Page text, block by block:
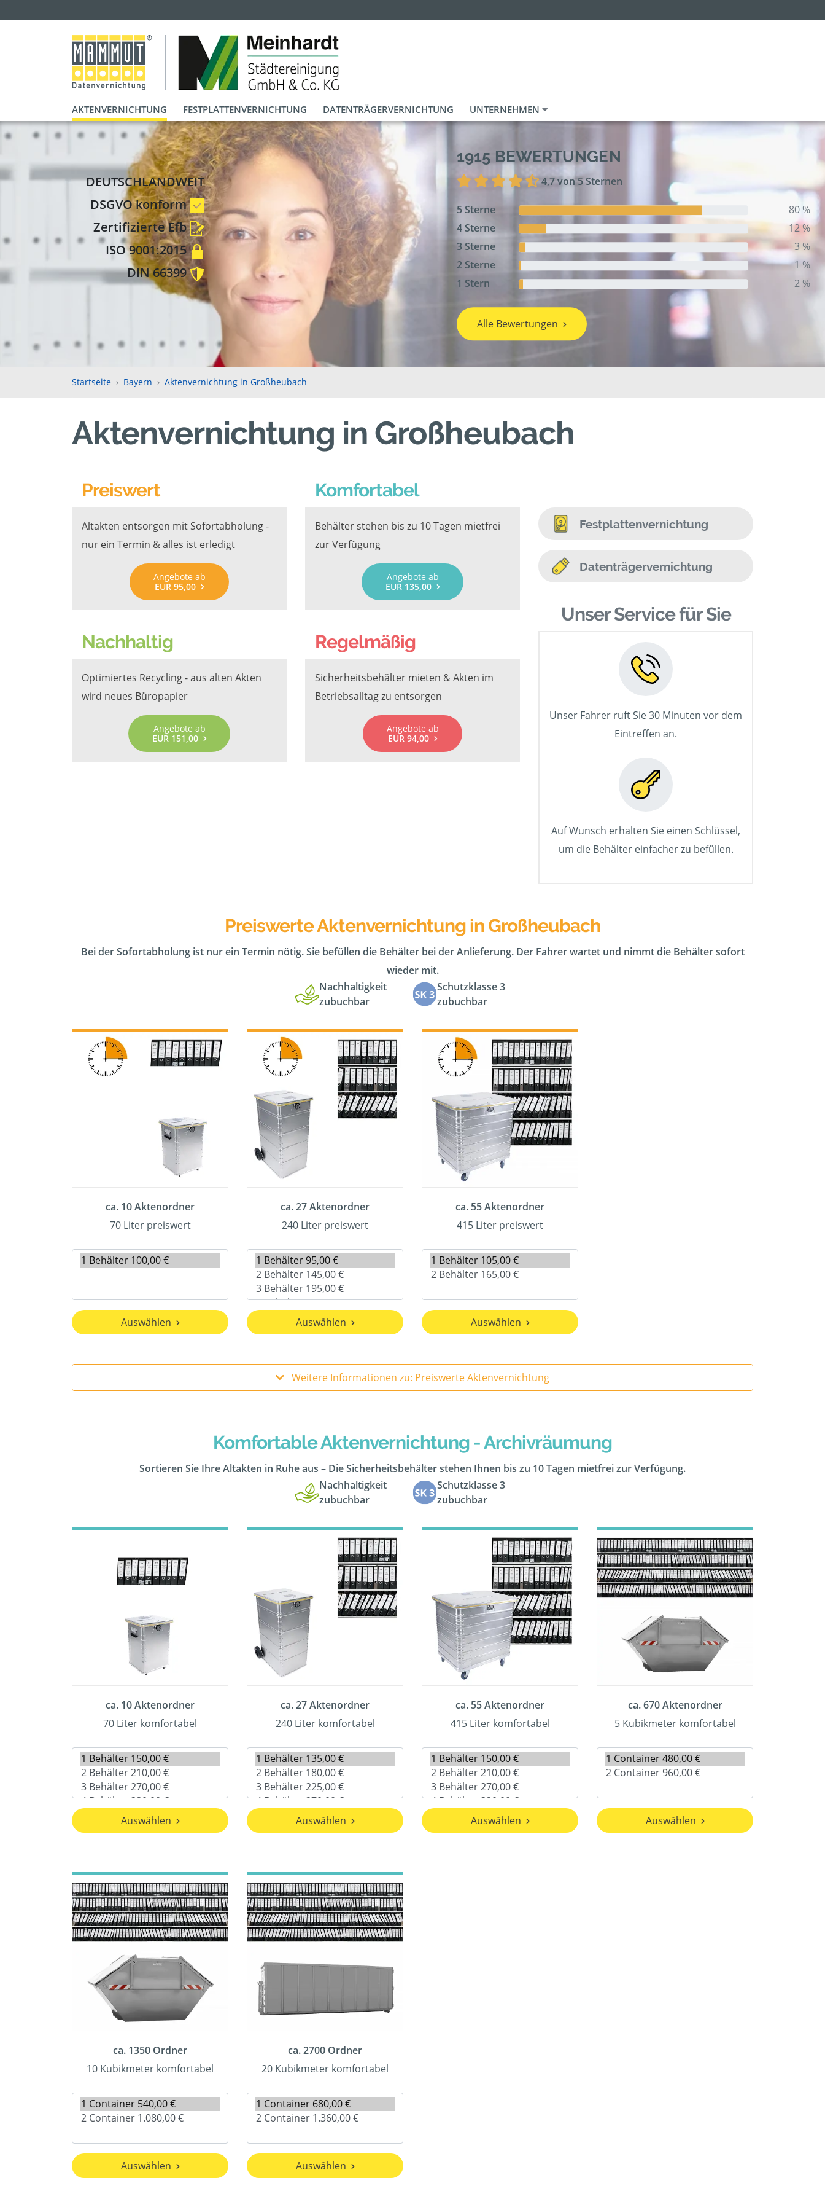
AKTENVERNICHTUNG FESTPLATTENVERNICHTUNG DATENTRÄGERVERNICHTUNG UNTERNEHMEN
DEUTSCHLANDWEIT
DSGVO konform
Zertifizierte Efb
ISO 9001:2015
DIN 66399
1915 BEWERTUNGEN
4,7 von 5 Sternen
5 Sterne
80 %
4 Sterne
12 %
3 Sterne
3 %
2 Sterne
1 %
1 Stern
2 %
Alle Bewertungen
Startseite Bayern Aktenvernichtung in Großheubach
Aktenvernichtung in Großheubach
Preiswert
Altakten entsorgen mit Sofortabholung -
nur ein Termin & alles ist erledigt
Angebote ab
EUR 95,00
Komfortabel
Behälter stehen bis zu 10 Tagen mietfrei
zur Verfügung
Angebote ab
EUR 135,00
Nachhaltig
Optimiertes Recycling - aus alten Akten
wird neues Büropapier
Angebote ab
EUR 151,00
Regelmäßig
Sicherheitsbehälter mieten & Akten im
Betriebsalltag zu entsorgen
Angebote ab
EUR 94,00
Festplattenvernichtung
Datenträgervernichtung
Unser Service für Sie
Unser Fahrer ruft Sie 30 Minuten vor dem
Eintreffen an.
Auf Wunsch erhalten Sie einen Schlüssel,
um die Behälter einfacher zu befüllen.
Preiswerte Aktenvernichtung in Großheubach
Bei der Sofortabholung ist nur ein Termin nötig. Sie befüllen die Behälter bei der Anlieferung. Der Fahrer wartet und nimmt die Behälter sofort
wieder mit.
Nachhaltigkeit
zubuchbar
Schutzklasse 3
zubuchbar
ca. 10 Aktenordner
70 Liter preiswert
Auswählen
ca. 27 Aktenordner
240 Liter preiswert
Auswählen
ca. 55 Aktenordner
415 Liter preiswert
Auswählen
Weitere Informationen zu: Preiswerte Aktenvernichtung
Komfortable Aktenvernichtung - Archivräumung
Sortieren Sie Ihre Altakten in Ruhe aus – Die Sicherheitsbehälter stehen Ihnen bis zu 10 Tagen mietfrei zur Verfügung.
Nachhaltigkeit
zubuchbar
Schutzklasse 3
zubuchbar
ca. 10 Aktenordner
70 Liter komfortabel
Auswählen
ca. 27 Aktenordner
240 Liter komfortabel
Auswählen
ca. 55 Aktenordner
415 Liter komfortabel
Auswählen
ca. 670 Aktenordner
5 Kubikmeter komfortabel
Auswählen
ca. 1350 Ordner
10 Kubikmeter komfortabel
Auswählen
ca. 2700 Ordner
20 Kubikmeter komfortabel
Auswählen